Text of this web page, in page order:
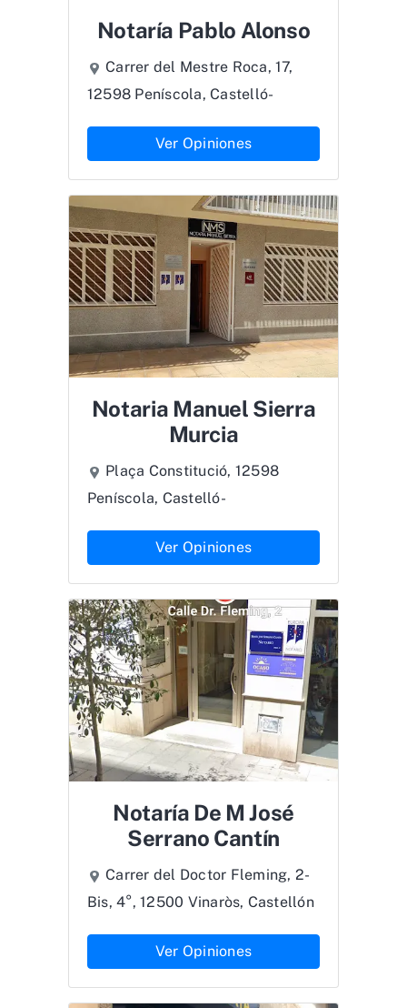
Notaría Pablo Alonso
Carrer del Mestre Roca, 17,
12598 Peníscola, Castelló-
Ver Opiniones
Notaria Manuel Sierra
Murcia
Plaça Constitució, 12598
Peníscola, Castelló-
Ver Opiniones
Notaría De M José
Serrano Cantín
Carrer del Doctor Fleming, 2-
Bis, 4°, 12500 Vinaròs, Castellón
Ver Opiniones